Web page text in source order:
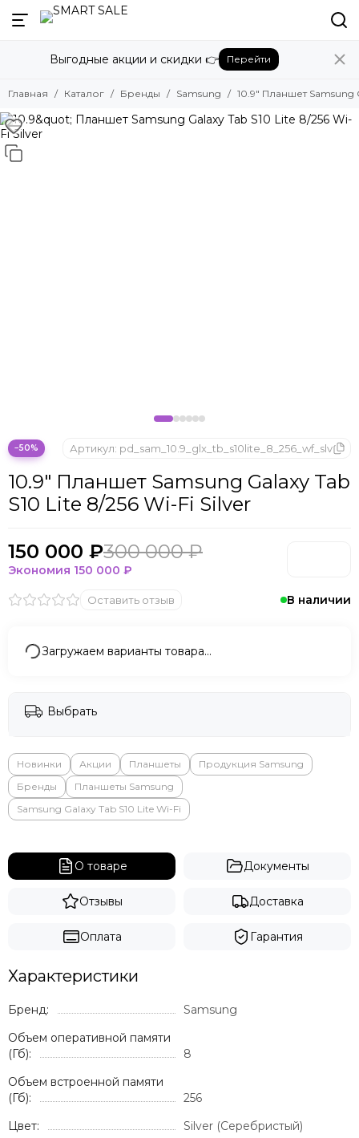
Назад
Бренды
Amazon
Apple
Beats
Bose
ONYX BOOX
Oukitel
Pico
POCO
Sony
Valve
Whoop
ZTE
Выгодные акции и скидки 👉 Перейти
Главная Каталог Бренды Samsung 10.9" Планшет Samsung
−50%
В наличии
10.9" Планшет Samsung Galaxy Tab
S10 Lite 8/256 Wi-Fi Silver
Артикул: pd_sam_10.9_glx_tb_s10lite_8_256_wf_slv
Оставить отзыв
150 000 ₽300 000 ₽
Экономия 150 000 ₽
Загружаем варианты товара…
Выбрать
Новинки Акции Планшеты
Продукция Samsung
Бренды
Планшеты Samsung
Samsung Galaxy Tab S10 Lite Wi-Fi
О товаре Документы
Отзывы Доставка
Оплата Гарантия
Характеристики
Бренд:
Samsung
Объем оперативной памяти
(Гб):
8
Объем встроенной памяти
(Гб):
256
Цвет:
Silver (Серебристый)